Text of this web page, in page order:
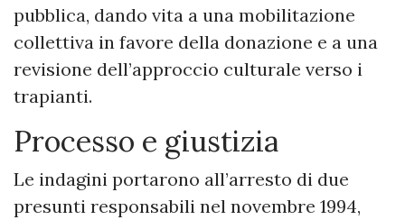
pubblica, dando vita a una mobilitazione
collettiva in favore della donazione e a una
revisione dell’approccio culturale verso i
trapianti.
Processo e giustizia
Le indagini portarono all’arresto di due
presunti responsabili nel novembre 1994,